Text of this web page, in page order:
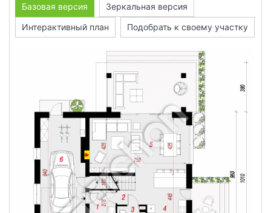
Базовая версия
Зеркальная версия
Интерактивный план
Подобрать к своему участку